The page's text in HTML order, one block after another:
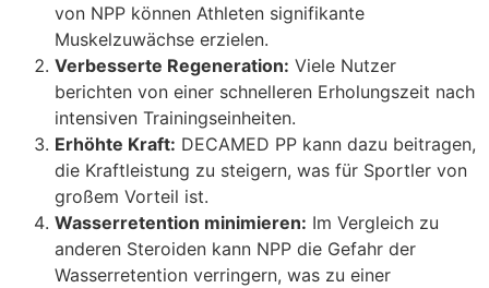
von NPP können Athleten signifikante
Muskelzuwächse erzielen.
Verbesserte Regeneration: Viele Nutzer
berichten von einer schnelleren Erholungszeit nach
intensiven Trainingseinheiten.
Erhöhte Kraft: DECAMED PP kann dazu beitragen,
die Kraftleistung zu steigern, was für Sportler von
großem Vorteil ist.
Wasserretention minimieren: Im Vergleich zu
anderen Steroiden kann NPP die Gefahr der
Wasserretention verringern, was zu einer